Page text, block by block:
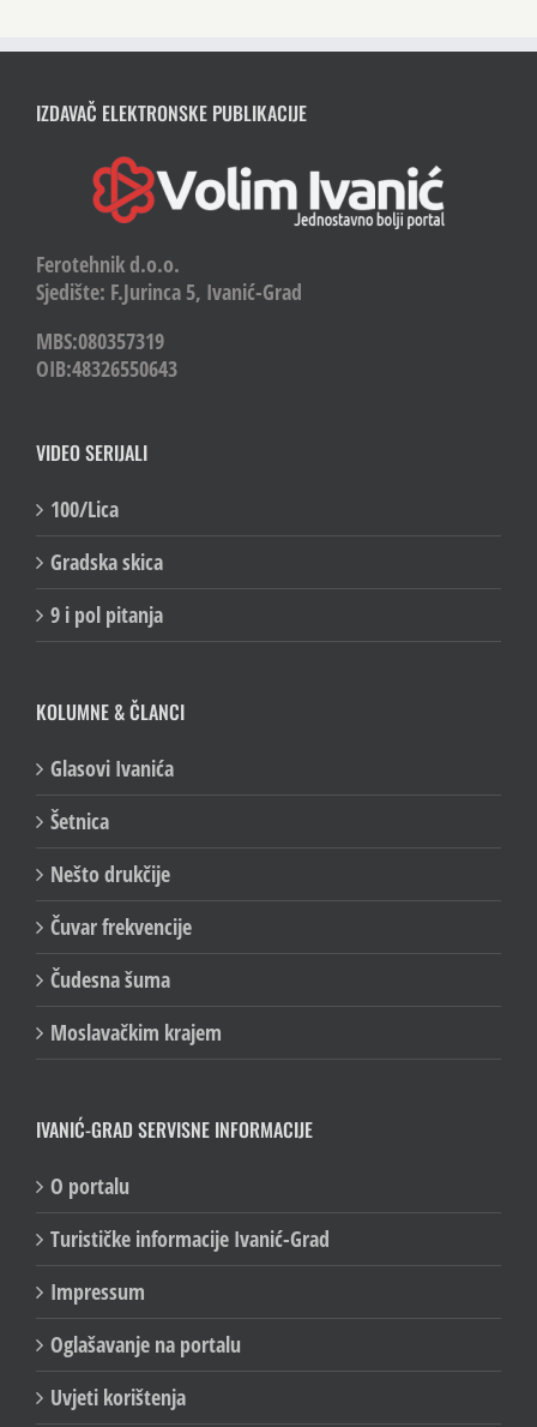
IZDAVAČ ELEKTRONSKE PUBLIKACIJE
Ferotehnik d.o.o.
Sjedište: F.Jurinca 5, Ivanić-Grad
MBS:080357319
OIB:48326550643
VIDEO SERIJALI
100/Lica
Gradska skica
9 i pol pitanja
KOLUMNE & ČLANCI
Glasovi Ivanića
Šetnica
Nešto drukčije
Čuvar frekvencije
Čudesna šuma
Moslavačkim krajem
IVANIĆ-GRAD SERVISNE INFORMACIJE
O portalu
Turističke informacije Ivanić-Grad
Impressum
Oglašavanje na portalu
Uvjeti korištenja